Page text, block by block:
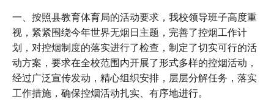
一、按照县教育体育局的活动要求，我校领导班子高度重
视，紧紧围绕今年世界无烟日主题，完善了控烟工作计
划，对控烟制度的落实进行了检查，制定了切实可行的活
动方案，要求在全校范围内开展了形式多样的控烟活动，
经过广泛宣传发动，精心组织安排，层层分解任务，落实
工作措施，确保控烟活动扎实、有序地进行。